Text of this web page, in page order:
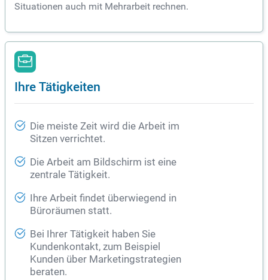
Situationen auch mit Mehrarbeit rechnen.
Ihre Tätigkeiten
Die meiste Zeit wird die Arbeit im
Sitzen verrichtet.
Die Arbeit am Bildschirm ist eine
zentrale Tätigkeit.
Ihre Arbeit findet überwiegend in
Büroräumen statt.
Bei Ihrer Tätigkeit haben Sie
Kundenkontakt, zum Beispiel
Kunden über Marketingstrategien
beraten.